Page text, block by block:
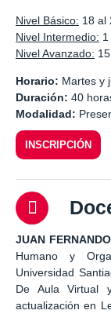
Nivel Básico: 18 al
Nivel Intermedio:
Nivel Avanzado:
Horario: Martes y
Duración: 40
Modalidad:
INSCRIPCIÓN
JUAN
Humano y
Universidad
De Aula Virtual
actualización en